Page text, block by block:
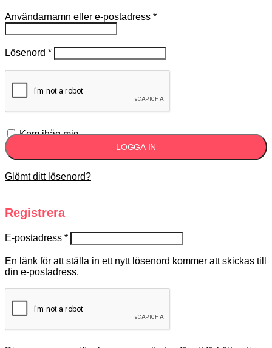
Användarnamn eller e-postadress *
Lösenord *
Kom ihåg mig
LOGGA IN
Glömt ditt lösenord?
Registrera
E-postadress *
En länk för att ställa in ett nytt lösenord kommer att skickas till
din e-postadress.